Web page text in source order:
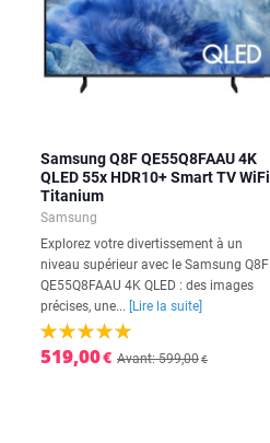
Samsung Q8F QE55Q8FAAU 4K
QLED 55x HDR10+ Smart TV WiFi
Titanium
Samsung
Explorez votre divertissement à un
niveau supérieur avec le Samsung Q8F
QE55Q8FAAU 4K QLED : des images
précises, une...
[Lire la suite]
519,00€ Avant: 599,00€